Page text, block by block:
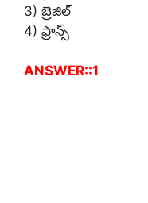
3) బ్రెజిల్
4) ఫ్రాన్స్
ANSWER::1